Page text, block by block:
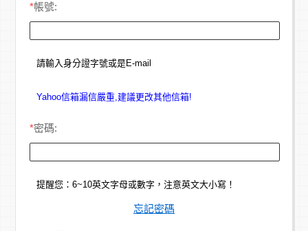
*帳號:
請輸入身分證字號或是E-mail
Yahoo信箱漏信嚴重,建議更改其他信箱!
*密碼:
提醒您：6~10英文字母或數字，注意英文大小寫！
忘記密碼